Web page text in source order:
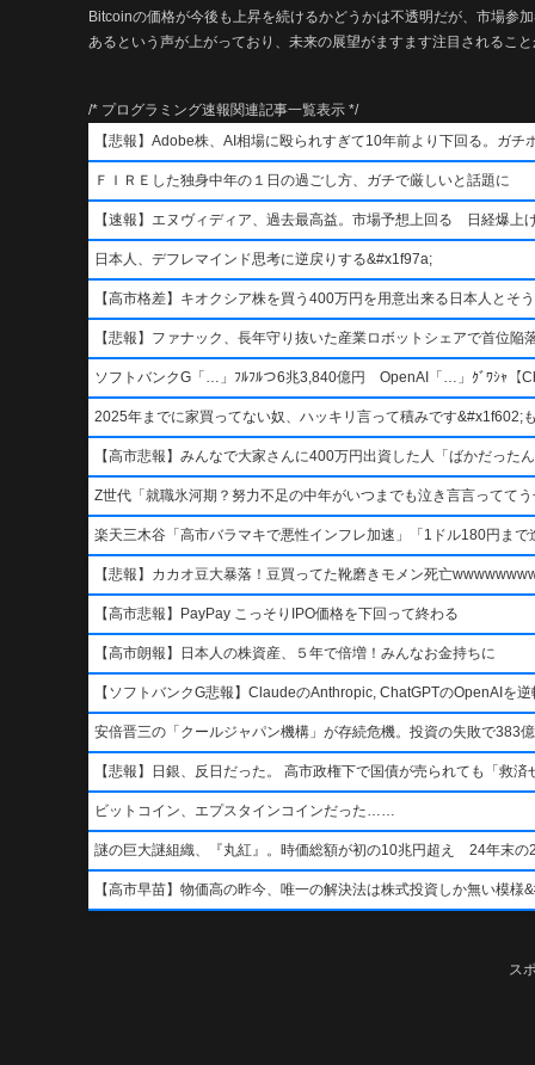
Bitcoinの価格が今後も上昇を続けるかどうかは不透明だが、市場参
あるという声が上がっており、未来の展望がますます注目されるこ
/* プログラミング速報関連記事一覧表示 */
【悲報】Adobe株、AI相場に殴られすぎて10年前より下回る。ガチ
ＦＩＲＥした独身中年の１日の過ごし方、ガチで厳しいと話題に
【速報】エヌヴィディア、過去最高益。市場予想上回る 日経爆上
日本人、デフレマインド思考に逆戻りする&#x1f97a;
【高市格差】キオクシア株を買う400万円を用意出来る日本人とそ
【悲報】ファナック、長年守り抜いた産業ロボットシェアで首位
ソフトバンクG「…」ﾌﾙﾌﾙつ6兆3,840億円 OpenAI「…」ｸﾞﾜｼｬ【
2025年までに家買ってない奴、ハッキリ言って積みです
【高市悲報】みんなで大家さんに400万円出資した人「ばかだった
Z世代「就職氷河期？努力不足の中年がいつまでも泣き言言ってて
楽天三木谷「高市バラマキで悪性インフレ加速」「1ドル180円ま
【悲報】カカオ豆大暴落！豆買ってた靴磨きモメン死亡
【高市悲報】PayPay こっそりIPO価格を下回って終わる
【高市朗報】日本人の株資産、５年で倍増！みんなお金持ちに
【ソフトバンクG悲報】ClaudeのAnthropic, ChatGPTのOpenAI
安倍晋三の「クールジャパン機構」が存続危機。投資の失敗で383
【悲報】日銀、反日だった。 高市政権下で国債が売られても「救済
ビットコイン、エプスタインコインだった……
謎の巨大謎組織、『丸紅』。時価総額が初の10兆円超え 24年末の
【高市早苗】物価高の昨今、唯一の解決法は株式投資しか無い模
ス